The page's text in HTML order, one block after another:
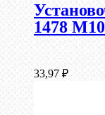
1478
33,97 ₽